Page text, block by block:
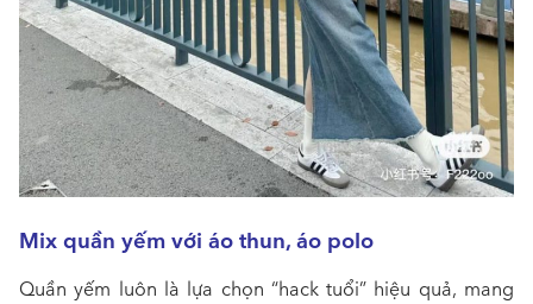
Mix quần yếm với áo thun, áo polo
Quần yếm luôn là lựa chọn “hack tuổi” hiệu quả, mang